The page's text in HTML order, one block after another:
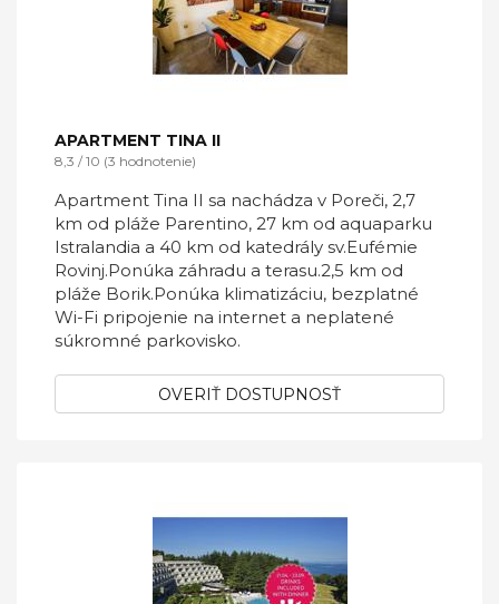
APARTMENT TINA II
8,3 / 10 (3 hodnotenie)
Apartment Tina II sa nachádza v Poreči, 2,7
km od pláže Parentino, 27 km od aquaparku
Istralandia a 40 km od katedrály sv.Eufémie
Rovinj.Ponúka záhradu a terasu.2,5 km od
pláže Borik.Ponúka klimatizáciu, bezplatné
Wi-Fi pripojenie na internet a neplatené
súkromné ​​parkovisko.
OVERIŤ DOSTUPNOSŤ